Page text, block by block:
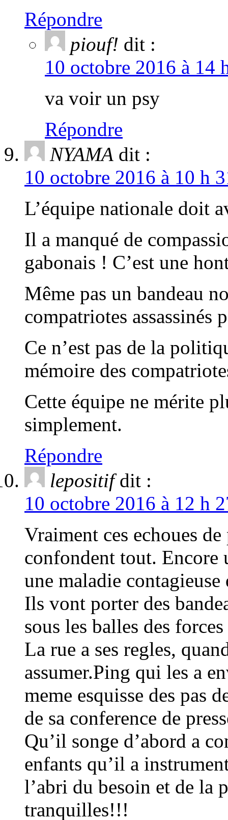
Répondre
piouf! dit :
10 octobre 2016 à 14
va voir un psy
Répondre
NYAMA dit :
10 octobre 2016 à 10 h
L’équipe nationale doit
Il a manqué de
gabonais ! C’est une
Même pas un bandeau
compatriotes assassinés
Ce n’est pas de la
mémoire des
Cette équipe ne mérite
simplement.
Répondre
lepositif dit :
10 octobre 2016 à 12 h
Vraiment ces echoues
confondent tout. Encore
une maladie
Ils vont porter des
sous les balles des
La rue a ses regles,
assumer.Ping qui les a
meme esquisse des pas
de sa conference de
Qu’il songe d’abord a
enfants qu’il a
l’abri du besoin et de la
tranquilles!!!